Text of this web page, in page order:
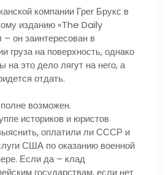
компании Грег Брукс в
изданию «The Daily
он заинтересован в
груза на поверхность, однако
на это дело лягут на него, а
отдать.
возможен.
историков и юристов
оплатили ли СССР и
США по оказанию военной
Если да – клад
государствам, если нет